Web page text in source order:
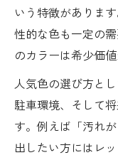
三重県鈴鹿
中古CX-
鈴鹿市で
地元で高
三重県
長く乗れ
いう特徴がありま
性的な色も一定の
のカラーは希少価
人気色の選び方と
駐車環境、そして
す。例えば「汚れ
出したい方にはレ